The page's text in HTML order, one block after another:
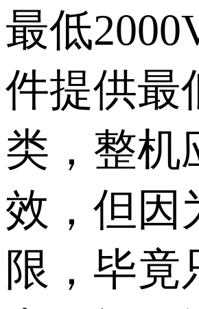
最低
件提供最
类，整机
效，但因
限，毕